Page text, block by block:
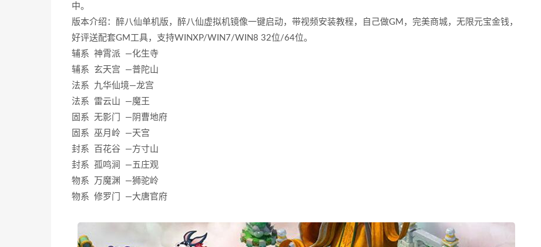
中。
版本介绍：醉八仙单机版，醉八仙虚拟机镜像一键启动，带视频安装教程，自己做GM，完美商城，无限元宝金钱，
好评送配套GM工具，支持WINXP/WIN7/WIN8 32位/64位。
辅系 神霄派 —化生寺
辅系 玄天宫 —普陀山
法系 九华仙境—龙宫
法系 雷云山 —魔王
固系 无影门 —阴曹地府
固系 巫月岭 —天宫
封系 百花谷 —方寸山
封系 孤鸣涧 —五庄观
物系 万魔渊 —狮驼岭
物系 修罗门 —大唐官府